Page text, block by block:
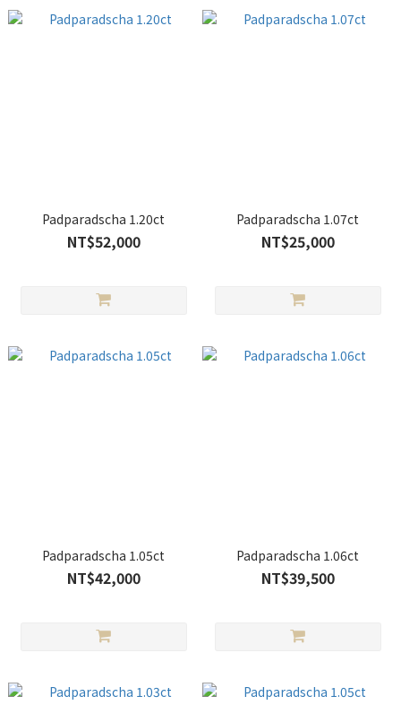
Padparadscha 1.20ct
NT$52,000
Padparadscha 1.07ct
NT$25,000
Padparadscha 1.05ct
NT$42,000
Padparadscha 1.06ct
NT$39,500